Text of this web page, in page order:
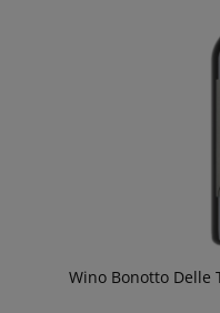
Wino Bonotto Delle